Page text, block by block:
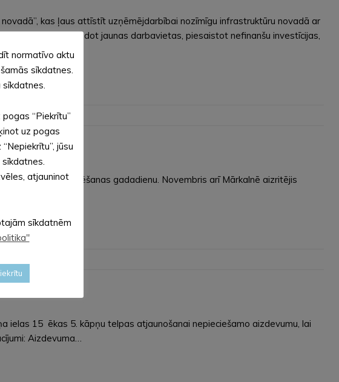
kas ļaus attīstīt uzņēmējdarbībai nozīmīgu infrastruktūru novadā ar
novadā, radot jaunas darbavietas, piesaistot nefinanšu investīcijas,
proklamēšanas gadadienu. Novembris arī Mārkalnē aizritējis
ielas 15 ēkas 5. kāpņu telpas atjaunošanai nepieciešamo aizdevumu, lai
Aizdevuma…
normatīvo aktu
sīkdatnes.
sīkdatnes.
“Piekrītu”
uz pogas
jūsu
atjauninot
sīkdatnēm